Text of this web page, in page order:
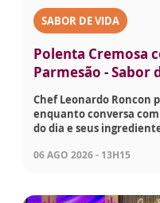
SABOR DE VIDA
Polenta Cremosa
Parmesão - Sabor
Chef Leonardo Roncon
enquanto conversa
do dia e seus
06 AGO 2026 - 13H15